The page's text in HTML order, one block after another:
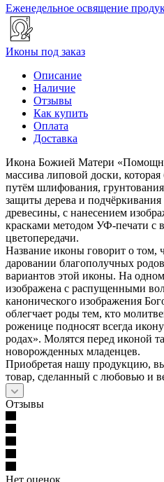
Еженедельное освящение
Иконы под заказ
Описание
Наличие
Отзывы
Как купить
Оплата
Доставка
Икона Божией Матери
массива липовой доски,
путём шлифования,
защиты дерева и подчёркивания
древесины, с нанесением
красками методом УФ-печати с
цветопередачи.
Название иконы говорит о том,
даровании благополучных
вариантов этой иконы. На
изображена с распущенными
канонического изображения
облегчает роды тем, кто
роженице подносят всегда
родах». Молятся перед иконой
новорожденных младенцев.
Приобретая нашу продукцию,
товар, сделанный с любовью и
Отзывы
Нет оценок